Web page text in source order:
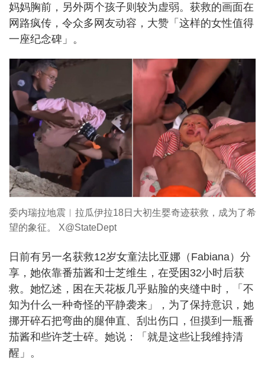
妈妈胸前，另外两个孩子则较为虚弱。获救的画面在
网路疯传，令众多网友动容，大赞「这样的女性值得
一座纪念碑」。
委内瑞拉地震︱拉瓜伊拉18日大初生婴奇迹获救，成为了希
望的象征。 X@StateDept
日前有另一名获救12岁女童法比亚娜（Fabiana）分
享，她依靠番茄酱和士芝维生，在受困32小时后获
救。她忆述，困在天花板几乎贴脸的夹缝中时，「不
知为什么一种奇怪的平静袭来」，为了保持意识，她
挪开碎石把弯曲的腿伸直、刮出伤口，但摸到一瓶番
茄酱和些许芝士碎。她说：「就是这些让我维持清
醒」。